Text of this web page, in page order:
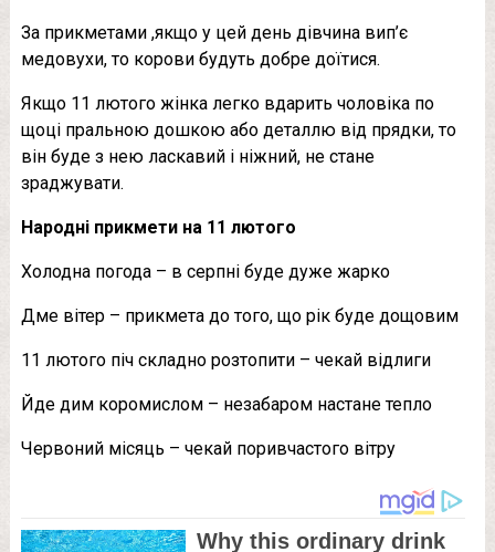
За прикметами ,якщо у цей день дівчина вип’є
медовухи, то корови будуть добре доїтися.
Якщо 11 лютого жінка легко вдарить чоловіка по
щоці пральною дошкою або деталлю від прядки, то
він буде з нею ласкавий і ніжний, не стане
зраджувати.
Народні прикмети на 11 лютого
Холодна погода – в серпні буде дуже жарко
Дме вітер – прикмета до того, що рік буде дощовим
11 лютого піч складно розтопити – чекай відлиги
Йде дим коромислом – незабаром настане тепло
Червоний місяць – чекай поривчастого вітру